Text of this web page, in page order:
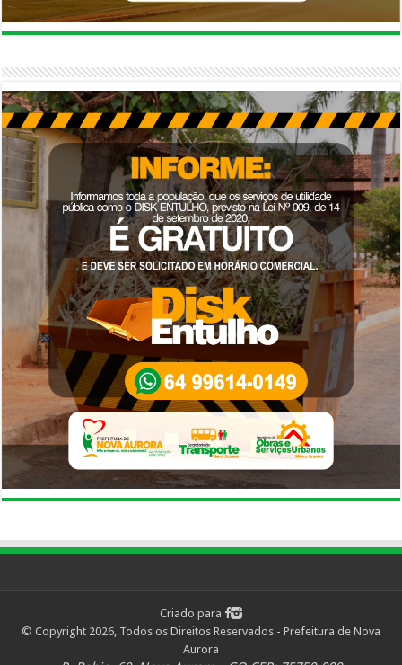
Criado para
© Copyright 2026, Todos os Direitos Reservados - Prefeitura de Nova
Aurora